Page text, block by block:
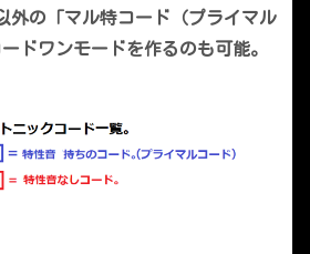
外の「マル特コード（プライマル
ドワンモードを作るのも可能。